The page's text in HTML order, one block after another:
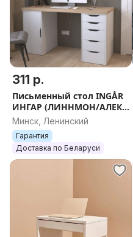
311 р.
Письменный стол INGÅR
ИНГАР (ЛИННМОН/АЛЕКС
В ИКЕА), белый,
120/140x73x55 см
Минск, Ленинский
Гарантия
Доставка по Беларуси